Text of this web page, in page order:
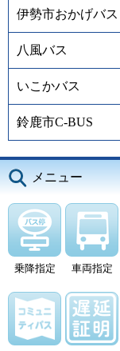
伊勢市おかげバス
八風バス
いこかバス
鈴鹿市C-BUS
メニュー
乗降指定 車両指定